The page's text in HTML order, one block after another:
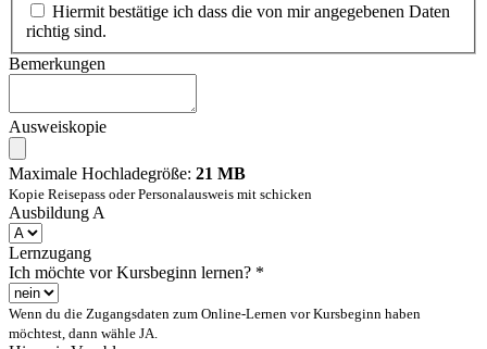
Hiermit bestätige ich dass die von mir angegebenen Daten
richtig sind.
Bemerkungen
Ausweiskopie
Maximale Hochladegröße: 21 MB
Kopie Reisepass oder Personalausweis mit schicken
Ausbildung A
Lernzugang
Ich möchte vor Kursbeginn lernen? *
Wenn du die Zugangsdaten zum Online-Lernen vor Kursbeginn haben
möchtest, dann wähle JA.